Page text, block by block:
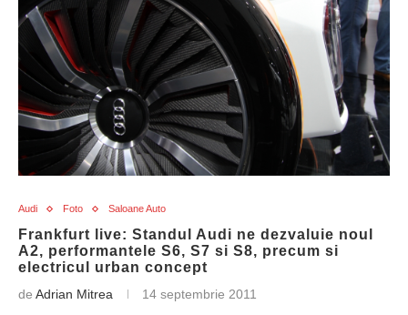
Audi Foto Saloane Auto
Frankfurt live: Standul Audi ne dezvaluie noul
A2, performantele S6, S7 si S8, precum si
electricul urban concept
de Adrian Mitrea 14 septembrie 2011